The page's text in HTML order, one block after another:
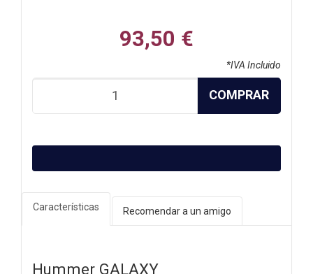
93,50 €
*IVA Incluido
COMPRAR
Características Recomendar a un amigo
Hummer GALAXY